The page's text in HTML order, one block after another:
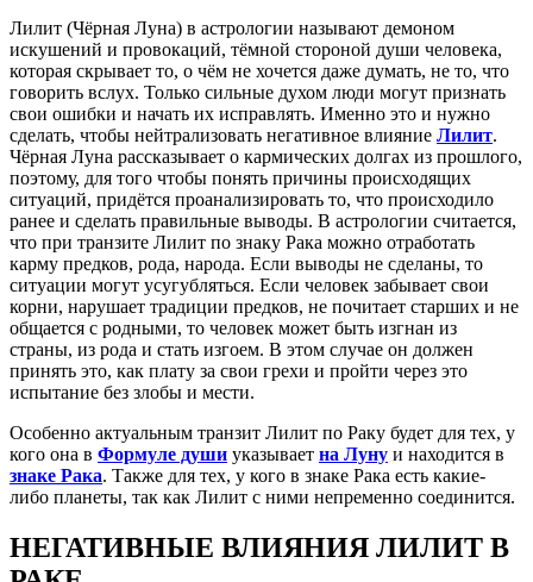
Лилит (Чёрная Луна) в астрологии называют демоном
искушений и провокаций, тёмной стороной души человека,
которая скрывает то, о чём не хочется даже думать, не то, что
говорить вслух. Только сильные духом люди могут признать
свои ошибки и начать их исправлять. Именно это и нужно
сделать, чтобы нейтрализовать негативное влияние Лилит.
Чёрная Луна рассказывает о кармических долгах из прошлого,
поэтому, для того чтобы понять причины происходящих
ситуаций, придётся проанализировать то, что происходило
ранее и сделать правильные выводы. В астрологии считается,
что при транзите Лилит по знаку Рака можно отработать
карму предков, рода, народа. Если выводы не сделаны, то
ситуации могут усугубляться. Если человек забывает свои
корни, нарушает традиции предков, не почитает старших и не
общается с родными, то человек может быть изгнан из
страны, из рода и стать изгоем. В этом случае он должен
принять это, как плату за свои грехи и пройти через это
испытание без злобы и мести.
Особенно актуальным транзит Лилит по Раку будет для тех, у
кого она в Формуле души указывает на Луну и находится в
знаке Рака. Также для тех, у кого в знаке Рака есть какие-
либо планеты, так как Лилит с ними непременно соединится.
НЕГАТИВНЫЕ ВЛИЯНИЯ ЛИЛИТ В